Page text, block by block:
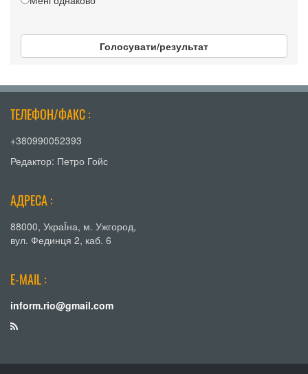
Голосувати/результат
ТЕЛЕФОН/ФАКС :
+380990052393
Редактор: Петро Гойс
АДРЕСА :
88000, УкраЇна, м. Ужгород,
вул. Фединця 2, каб. 6
E-MAIL :
inform.rio@gmail.com